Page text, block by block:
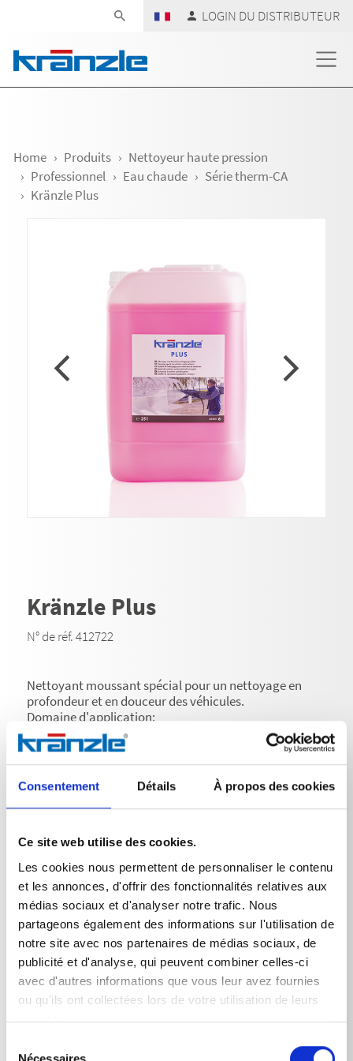
Consentement Détails À propos des cookies
Ce site web utilise des cookies.
Les cookies nous permettent de personnaliser le contenu
et les annonces, d'offrir des fonctionnalités relatives aux
médias sociaux et d'analyser notre trafic. Nous
partageons également des informations sur l'utilisation de
notre site avec nos partenaires de médias sociaux, de
publicité et d'analyse, qui peuvent combiner celles-ci
avec d'autres informations que vous leur avez fournies
ou qu'ils ont collectées lors de votre utilisation de leurs
services.
LOGIN DU DISTRIBUTEUR
Home Produits
Nettoyeur haute pression
Professionnel
Eau chaude
Série therm-CA
Kränzle Plus
Kränzle Plus
N° de réf. 412722
Nettoyant moussant spécial pour un nettoyage en
profondeur et en douceur des véhicules.
Domaine d'application:
• Pour éliminer les salissures tenaces telles que les
fientes d'oiseaux, l'huile et la graisse sur la peinture, le
métal, le verre et le plastique
• Convient pour une utilisation avec des nettoyeurs
haute pression
Application:
nettoyant pour 3 parts d'eau). Diluer davantage si
nécessaire en fonction du degré de salissure, de la
dureté de l'eau, de la température de l'eau et de la
nature de la surface.
• Temps d'action: 3 à 5 minutes.
• Attention: ne pas laisser sécher.
• Tester au préalable la compatibilité du produit sur
une zone peu visible.
• Nous recommandons l'utilisation d'une lance à
mousse.